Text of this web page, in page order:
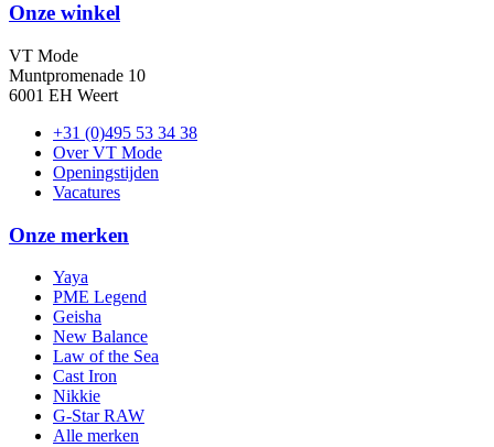
Onze winkel
VT Mode
Muntpromenade 10
6001 EH Weert
+31 (0)495 53 34 38
Over VT Mode
Openingstijden
Vacatures
Onze merken
Yaya
PME Legend
Geisha
New Balance
Law of the Sea
Cast Iron
Nikkie
G-Star RAW
Alle merken